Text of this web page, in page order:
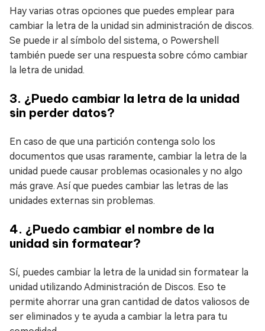
Hay varias otras opciones que puedes emplear para
cambiar la letra de la unidad sin administración de discos.
Se puede ir al símbolo del sistema, o Powershell
también puede ser una respuesta sobre cómo cambiar
la letra de unidad.
3. ¿Puedo cambiar la letra de la unidad
sin perder datos?
En caso de que una partición contenga solo los
documentos que usas raramente, cambiar la letra de la
unidad puede causar problemas ocasionales y no algo
más grave. Así que puedes cambiar las letras de las
unidades externas sin problemas.
4. ¿Puedo cambiar el nombre de la
unidad sin formatear?
Sí, puedes cambiar la letra de la unidad sin formatear la
unidad utilizando Administración de Discos. Eso te
permite ahorrar una gran cantidad de datos valiosos de
ser eliminados y te ayuda a cambiar la letra para tu